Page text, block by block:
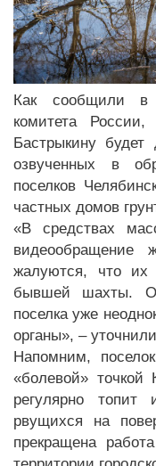
Как сообщили в
комитета
Бастрыкину будет
озвученных в
поселков
частных домов
«В средствах
видеообращение
жалуются, что
бывшей шахты.
поселка уже
органы», –
Напомним,
«болевой» точкой
регулярно топит
рвущихся на
прекращена